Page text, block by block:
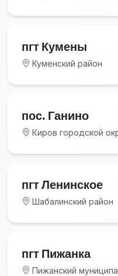
пгт Кумены
Куменский район
пос. Ганино
Киров городской
пгт Ленинское
Шабалинский район
пгт Пижанка
Пижанский